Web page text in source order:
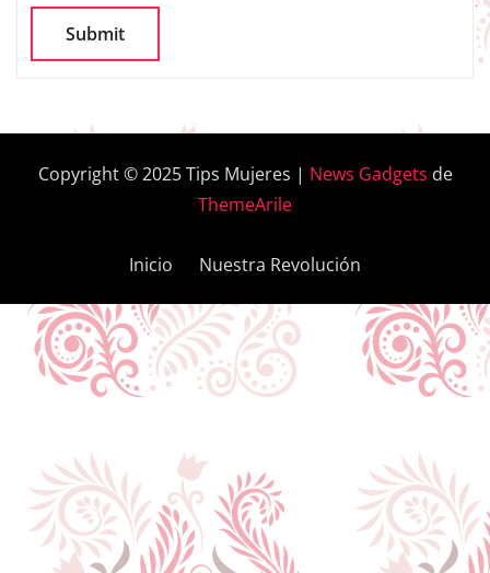
Copyright © 2025 Tips Mujeres | News Gadgets de
ThemeArile
Inicio Nuestra Revolución